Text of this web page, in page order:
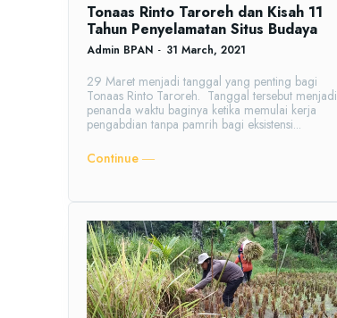
Tonaas Rinto Taroreh dan Kisah 11
Tahun Penyelamatan Situs Budaya
Admin BPAN - 31 March, 2021
29 Maret menjadi tanggal yang penting bagi
Tonaas Rinto Taroreh. Tanggal tersebut menjadi
penanda waktu baginya ketika memulai kerja
pengabdian tanpa pamrih bagi eksistensi...
Continue ―